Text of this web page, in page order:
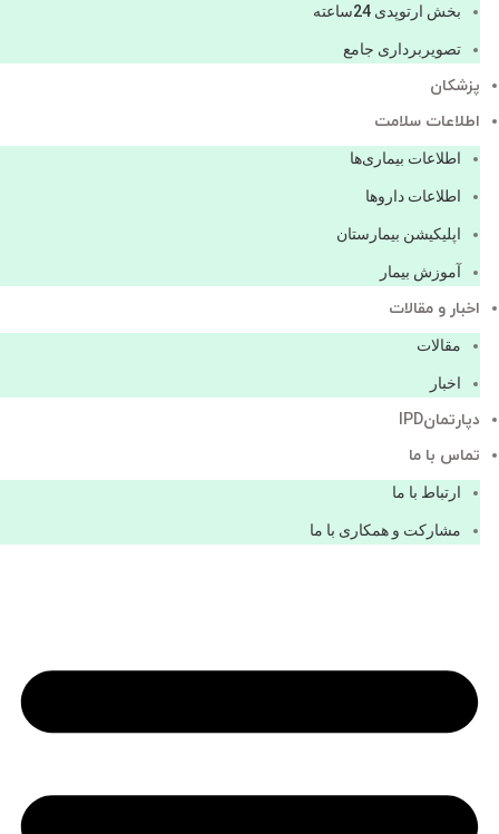
بخش ارتوپدی 24ساعته
تصویربرداری جامع
پزشكان
اطلاعات سلامت
اطلاعات بیماری‌ها
اطلاعات دارو‌ها
اپليكيشن بيمارستان
آموزش بیمار
اخبار و مقالات
مقالات
اخبار
دپارتمانIPD
تماس با ما
ارتباط با ما
مشاركت و همكاری با ما